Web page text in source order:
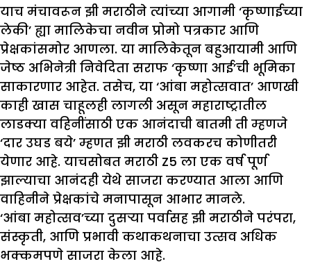
याच मंचावरून झी मराठीने त्यांच्या आगामी ‘कृष्णाईच्या
लेकी’ ह्या मालिकेचा नवीन प्रोमो पत्रकार आणि
प्रेक्षकांसमोर आणला. या मालिकेतून बहुआयामी आणि
जेष्ठ अभिनेत्री निवेदिता सराफ ‘कृष्णा आई’ची भूमिका
साकारणार आहेत. तसेच, या ‘आंबा महोत्सवात’ आणखी
काही खास चाहूलही लागली असून महाराष्ट्रातील
लाडक्या वहिनींसाठी एक आनंदाची बातमी ती म्हणजे
‘दार उघड बये’ म्हणत झी मराठी लवकरच कोणीतरी
येणार आहे. याचसोबत मराठी Z5 ला एक वर्ष पूर्ण
झाल्याचा आनंदही येथे साजरा करण्यात आला आणि
वाहिनीने प्रेक्षकांचे मनापासून आभार मानले.
‘आंबा महोत्सव’च्या दुसऱ्या पर्वासह झी मराठीने परंपरा,
संस्कृती, आणि प्रभावी कथाकथनाचा उत्सव अधिक
भक्कमपणे साजरा केला आहे.